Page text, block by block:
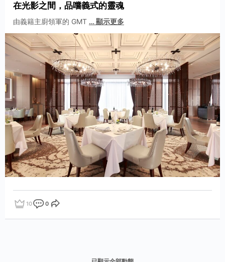
在光影之間，品嚐義式的靈魂
由義籍主廚領軍的 GMT …顯示更多
點讚 10評論 0分享